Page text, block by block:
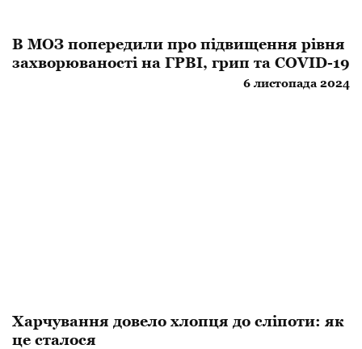
В МОЗ попередили про підвищення рівня
захворюваності на ГРВІ, грип та COVID-19
6 листопада 2024
Харчування довело хлопця до сліпоти: як
це сталося